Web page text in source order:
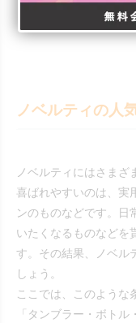
ノベルティの人
ノベルティにはさまざ
喜ばれやすいのは、実
ンのものなどです。日
いたくなるものなどを
す。その結果、ノベル
しょう。
ここでは、このような
「タンブラー・ボト